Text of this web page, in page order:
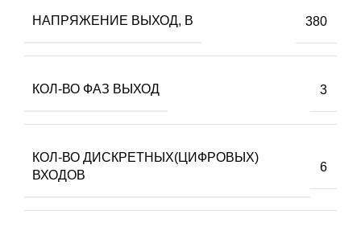
НАПРЯЖЕНИЕ ВЫХОД, В 380
КОЛ-ВО ФАЗ ВЫХОД 3
КОЛ-ВО ДИСКРЕТНЫХ(ЦИФРОВЫХ)
ВХОДОВ
6